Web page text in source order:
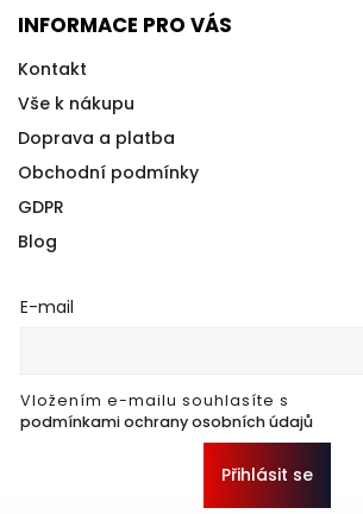
INFORMACE PRO VÁS
Kontakt
Vše k nákupu
Doprava a platba
Obchodní podmínky
GDPR
Blog
E-mail
Vložením e-mailu souhlasíte s
podmínkami ochrany osobních údajů
Přihlásit se